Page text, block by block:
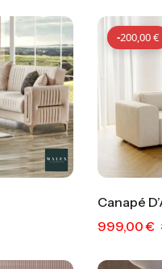
-200,00€
Canapé
999,00€